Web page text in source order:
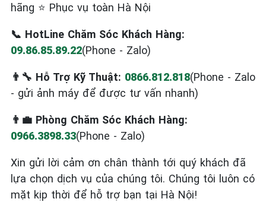
hãng ⭐ Phục vụ toàn Hà Nội
📞 HotLine Chăm Sóc Khách Hàng:
09.86.85.89.22(Phone - Zalo)
👨‍🔧 Hỗ Trợ Kỹ Thuật: 0866.812.818(Phone - Zalo
- gửi ảnh máy để được tư vấn nhanh)
👨‍💼 Phòng Chăm Sóc Khách Hàng:
0966.3898.33(Phone - Zalo)
Xin gửi lời cảm ơn chân thành tới quý khách đã
lựa chọn dịch vụ của chúng tôi. Chúng tôi luôn có
mặt kịp thời để hỗ trợ bạn tại Hà Nội!